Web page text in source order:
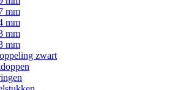
mm
mm
mm
mm
zwart